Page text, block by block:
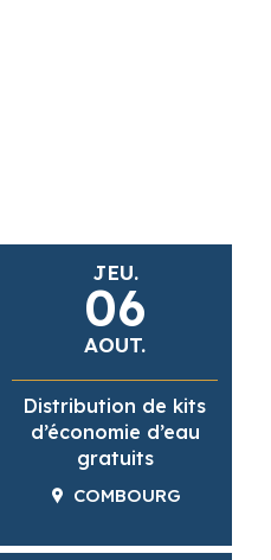
JEU.
06
AOUT.
Distribution de kits
d’économie d’eau
gratuits
COMBOURG